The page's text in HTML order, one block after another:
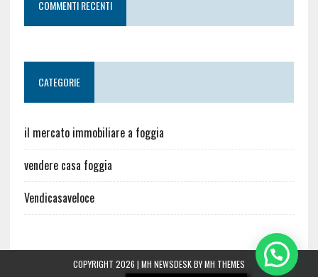
COMMENTI RECENTI
CATEGORIE
il mercato immobiliare a foggia
vendere casa foggia
Vendicasaveloce
COPYRIGHT 2026 | MH NEWSDESK BYMH THEMES